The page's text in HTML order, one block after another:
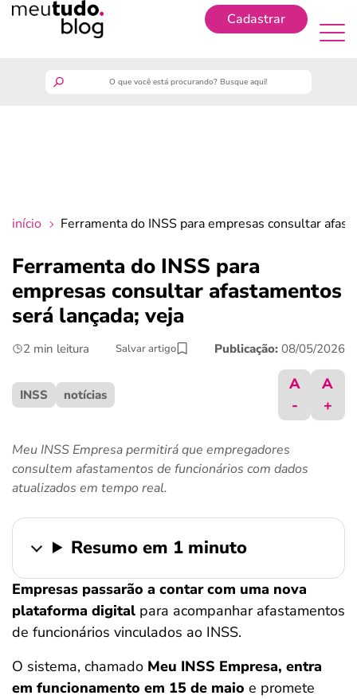
Cadastrar
crédito fácil
últimas notícias
início Ferramenta do INSS para empresas consultar
Ferramenta do INSS para
empresas consultar afastamentos
será lançada; veja
2 min leitura Salvar artigo Publicação: 08/05/2026
INSS notícias
A
-
A
+
Meu INSS Empresa permitirá que empregadores
consultem afastamentos de funcionários com dados
atualizados em tempo real.
Resumo em 1 minuto
Empresas passarão a contar com uma nova
plataforma digital para acompanhar afastamentos
de funcionários vinculados ao INSS.
O sistema, chamado Meu INSS Empresa, entra
em funcionamento em 15 de maio e promete